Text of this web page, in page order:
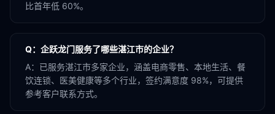
比首年低 60%。
Q： 企跃龙门服务了哪些湛江市的企业？
A： 已服务湛江市多家企业，涵盖电商零售、本地生活、餐
饮连锁、医美健康等多个行业，签约满意度 98%，可提供
参考客户联系方式。